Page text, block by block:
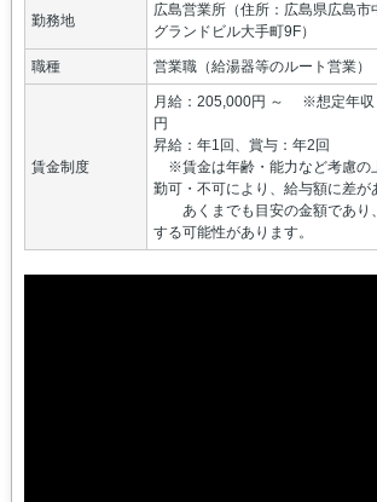
勤務地
広島営業所（住所：広島県広島
グランドビル大手町9F）
職種 営業職（給湯器等のルート営業）
賃金制度
月給：205,000円 ～ ※想定年収
円
昇給：年1回、賞与：年2回
※賃金は年齢・能力など考慮の
勤可・不可により、給与額に差が
あくまでも目安の金額であり
する可能性があります。